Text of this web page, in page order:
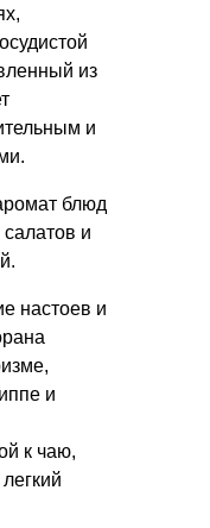
из
и
блюд
и
настоев и
и
к чаю,